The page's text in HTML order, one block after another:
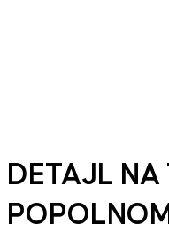
DETAJL NA